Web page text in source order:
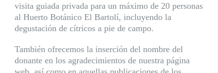
visita guiada privada para un máximo de 20 personas
al Huerto Botánico El Bartolí, incluyendo la
degustación de cítricos a pie de campo.
También ofrecemos la inserción del nombre del
donante en los agradecimientos de nuestra página